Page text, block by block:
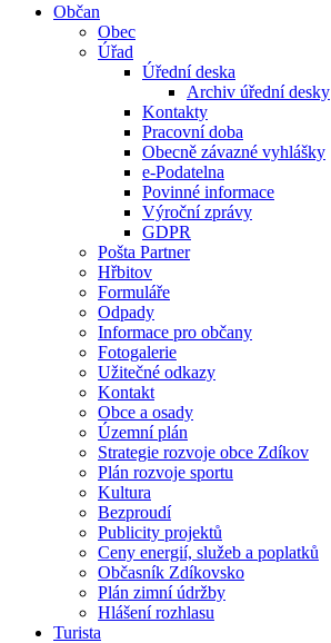
Občan
Obec
Úřad
Úřední deska
Archiv úřední desky
Kontakty
Pracovní doba
Obecně závazné vyhlášky
e-Podatelna
Povinné informace
Výroční zprávy
GDPR
Pošta Partner
Hřbitov
Formuláře
Odpady
Informace pro občany
Fotogalerie
Užitečné odkazy
Kontakt
Obce a osady
Územní plán
Strategie rozvoje obce Zdíkov
Plán rozvoje sportu
Kultura
Bezproudí
Publicity projektů
Ceny energií, služeb a poplatků
Občasník Zdíkovsko
Plán zimní údržby
Hlášení rozhlasu
Turista